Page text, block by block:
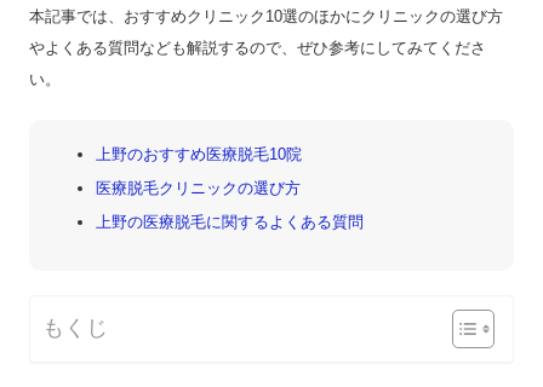
本記事では、おすすめクリニック10選のほかにクリニックの選び方
やよくある質問なども解説するので、ぜひ参考にしてみてくださ
い。
上野のおすすめ医療脱毛10院
医療脱毛クリニックの選び方
上野の医療脱毛に関するよくある質問
もくじ